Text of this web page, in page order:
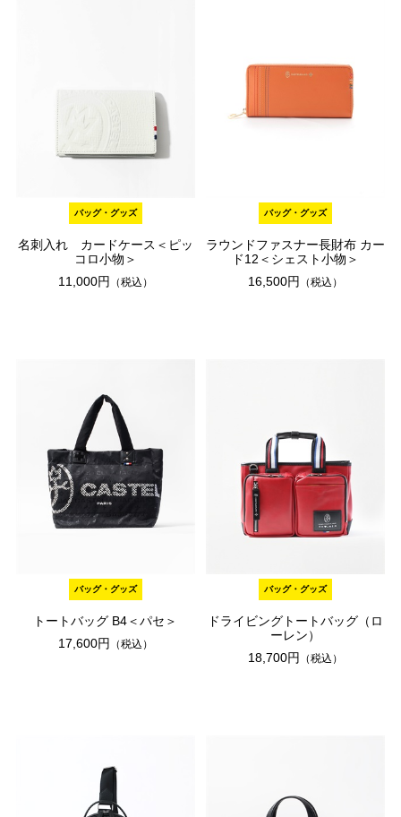
バッグ・グッズ
名刺入れ カードケース＜ピッ
コロ小物＞
11,000円
（税込）
バッグ・グッズ
ラウンドファスナー長財布 カー
ド12＜シェスト小物＞
16,500円
（税込）
バッグ・グッズ
トートバッグ B4＜パセ＞
17,600円
（税込）
バッグ・グッズ
ドライビングトートバッグ（ロ
ーレン）
18,700円
（税込）